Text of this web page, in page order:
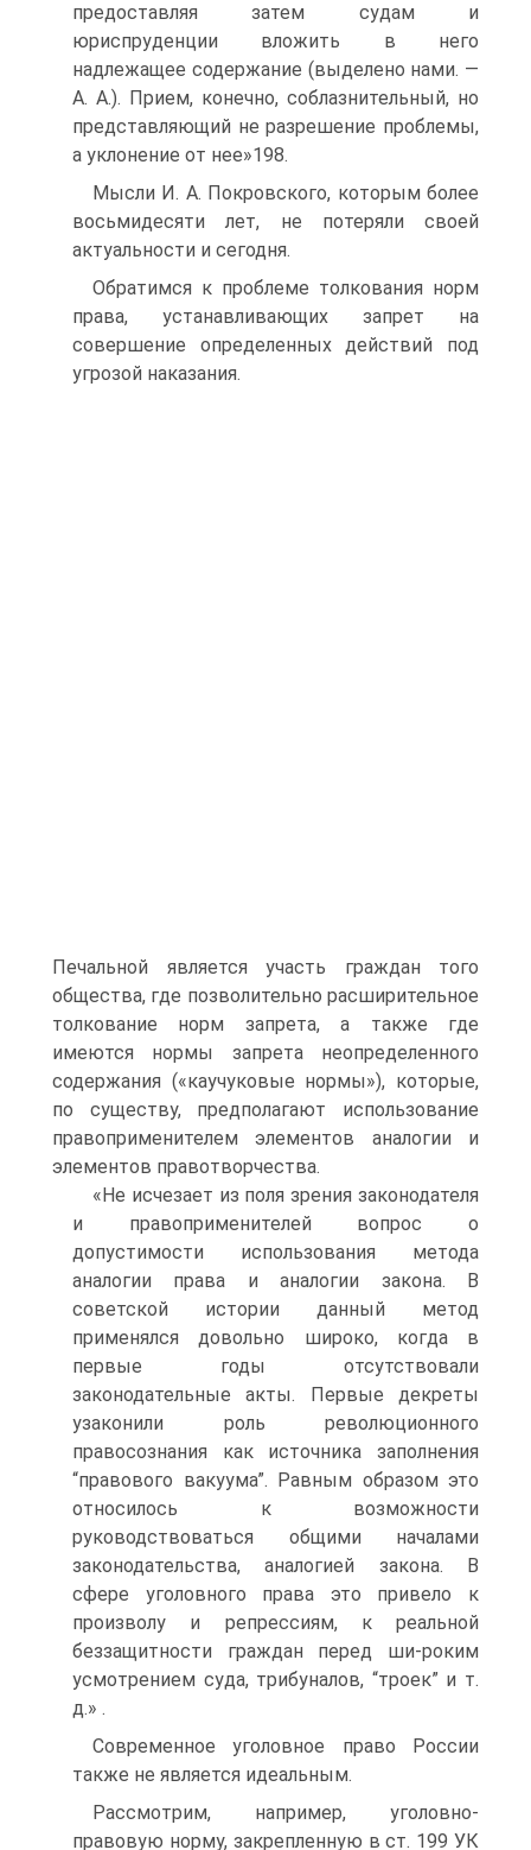
предоставляя затем судам и
юриспруденции вложить в него
надлежащее содержание (выделено нами. —
А. А.). Прием, конечно, соблазнительный, но
представляющий не разрешение проблемы,
а уклонение от нее»198.
Мысли И. А. Покровского, которым более
восьмидесяти лет, не потеряли своей
актуальности и сегодня.
Обратимся к проблеме толкования норм
права, устанавливающих запрет на
совершение определенных действий под
угрозой наказания.
Печальной является участь граждан того
общества, где позволительно расширительное
толкование норм запрета, а также где
имеются нормы запрета неопределенного
содержания («каучуковые нормы»), которые,
по существу, предполагают использование
правоприменителем элементов аналогии и
элементов правотворчества.
«Не исчезает из поля зрения законодателя
и правоприменителей вопрос о
допустимости использования метода
аналогии права и аналогии закона. В
советской истории данный метод
применялся довольно широко, когда в
первые годы отсутствовали
законодательные акты. Первые декреты
узаконили роль революционного
правосознания как источника заполнения
“правового вакуума”. Равным образом это
относилось к возможности
руководствоваться общими началами
законодательства, аналогией закона. В
сфере уголовного права это привело к
произволу и репрессиям, к реальной
беззащитности граждан перед ши-роким
усмотрением суда, трибуналов, “троек” и т.
д.» .
Современное уголовное право России
также не является идеальным.
Рассмотрим, например, уголовно-
правовую норму, закрепленную в ст. 199 УК